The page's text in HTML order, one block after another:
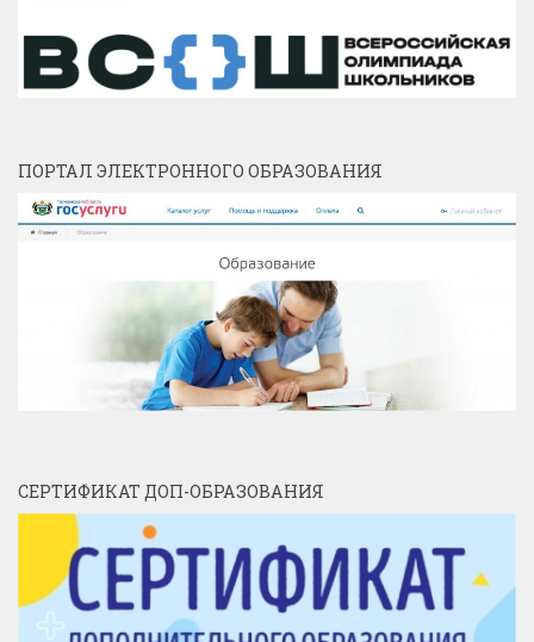
ПОРТАЛ ЭЛЕКТРОННОГО ОБРАЗОВАНИЯ
СЕРТИФИКАТ ДОП-ОБРАЗОВАНИЯ